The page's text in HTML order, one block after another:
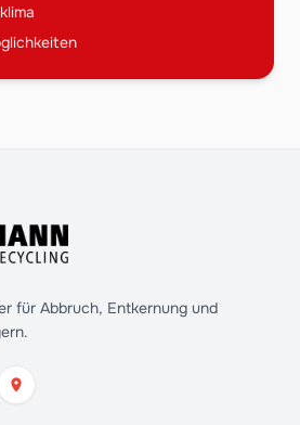
für Abbruch, Entkernung und